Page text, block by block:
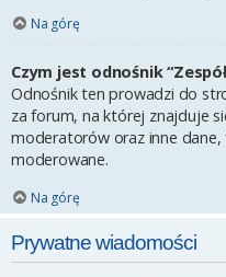
Na górę
Czym jest odnośnik
Odnośnik ten prowadzi do
za forum, na której znajduje
moderatorów oraz inne dane,
moderowane.
Na górę
Prywatne wiadomości